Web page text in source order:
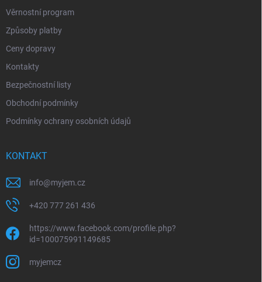
Věrnostní program
Způsoby platby
Ceny dopravy
Kontakty
Bezpečnostní listy
Obchodní podmínky
Podmínky ochrany osobních údajů
KONTAKT
info@myjem.cz
+420 777 261 436
https://www.facebook.com/profile.php?
id=100075991149685
myjemcz